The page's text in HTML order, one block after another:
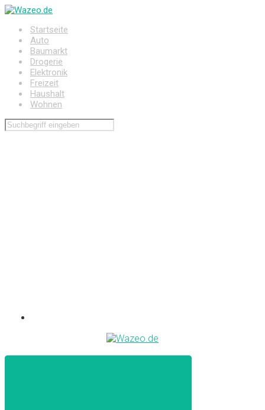
Zum
springenStartseite
Auto
Baumarkt
Drogerie
Elektronik
Freizeit
Haushalt
Wohnen